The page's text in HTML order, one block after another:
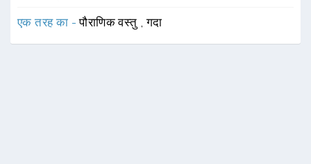
एक तरह का -पौराणिक वस्तु ,गदा